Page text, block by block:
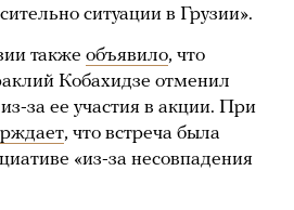
ситуации в Грузии».
также объявило, что
Кобахидзе отменил
за ее участия в акции. При
, что встреча была
«из-за несовпадения